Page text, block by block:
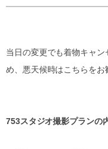
当日の変更でも着物キャ
め、悪天候時はこちらをお
753スタジオ撮影プランの